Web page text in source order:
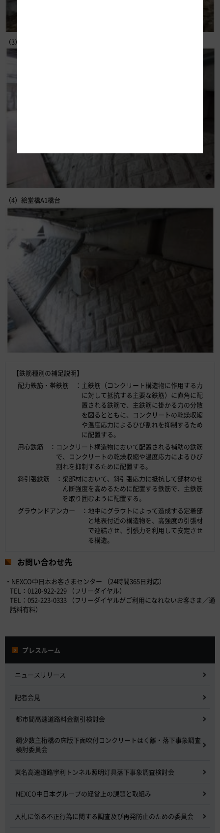
（3）北原橋A1橋台
（4）絵堂橋A1橋台
【鉄筋種別の補足説明】
配力鉄筋・帯鉄筋 ：主鉄筋（コンクリート構造物に作用する力
に対して抵抗する主要な鉄筋）に直角に配
置される鉄筋で、主鉄筋に掛かる力の分散
を図るとともに、コンクリートの乾燥収縮
や温度応力によるひび割れを抑制するため
に配置する。
用心鉄筋 ：コンクリート構造物において配置される補助の鉄筋
で、コンクリートの乾燥収縮や温度応力によるひび
割れを抑制するために配置する。
斜引張鉄筋 ：梁部材において、斜引張応力に抵抗して部材のせ
ん断強度を高めるために配置する鉄筋で、主鉄筋
を取り囲むように配置する。
グラウンドアンカー ：地中にグラウトによって造成する定着部
と地表付近の構造物を、高強度の引張材
で連結させ、引張力を利用して安定させ
る構造。
お問い合わせ先
・NEXCO中日本お客さまセンター （24時間365日対応）
TEL：0120-922-229 （フリーダイヤル）
TEL：052-223-0333 （フリーダイヤルがご利用になれないお客さま／通
話料有料）
プレスルーム
ニュースリリース
記者会見
都市間高速道路料金割引検討会
鋼少数主桁橋の床版下面吹付コンクリートはく離・落下事象調査
検討委員会
東名高速道路宇利トンネル照明灯具落下事象調査検討会
NEXCO中日本グループの経営上の課題と取組み
入札に係る不正行為に関する調査及び再発防止のための委員会